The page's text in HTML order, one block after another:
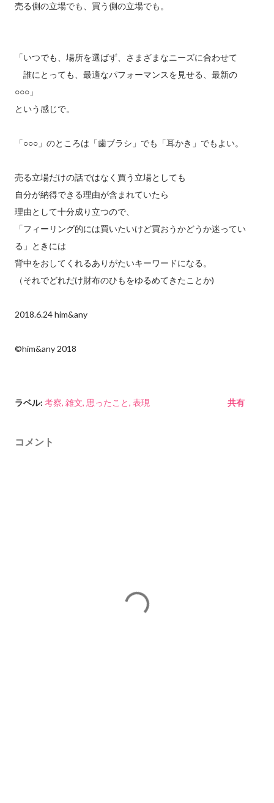
売る側の立場でも、買う側の立場でも。
「いつでも、場所を選ばず、さまざまなニーズに合わせて
誰にとっても、最適なパフォーマンスを見せる、最新の
○○○」
という感じで。
「○○○」のところは「歯ブラシ」でも「耳かき」でもよい。
売る立場だけの話ではなく買う立場としても
自分が納得できる理由が含まれていたら
理由として十分成り立つので、
「フィーリング的には買いたいけど買おうかどうか迷ってい
る」ときには
背中をおしてくれるありがたいキーワードになる。
（それでどれだけ財布のひもをゆるめてきたことか)
2018.6.24 him&any
©him&any 2018
ラベル: 考察 雑文 思ったこと 表現 共有
コメント